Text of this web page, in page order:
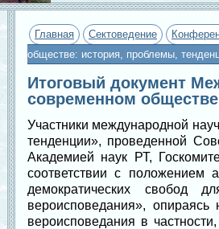
Главная Сектоведение
обществе: история, проблемы,
Итоговый документ
современном
Участники международной
тенденции», проведенной
Академией наук РТ,
соответствии с положением
демократических свобод
вероисповедания»,
вероисповедания в